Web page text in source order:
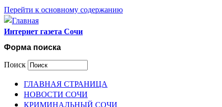
Перейти к основному содержанию
Интернет газета Сочи
Форма поиска
Поиск
ГЛАВНАЯ СТРАНИЦА
НОВОСТИ СОЧИ
КРИМИНАЛЬНЫЙ СОЧИ